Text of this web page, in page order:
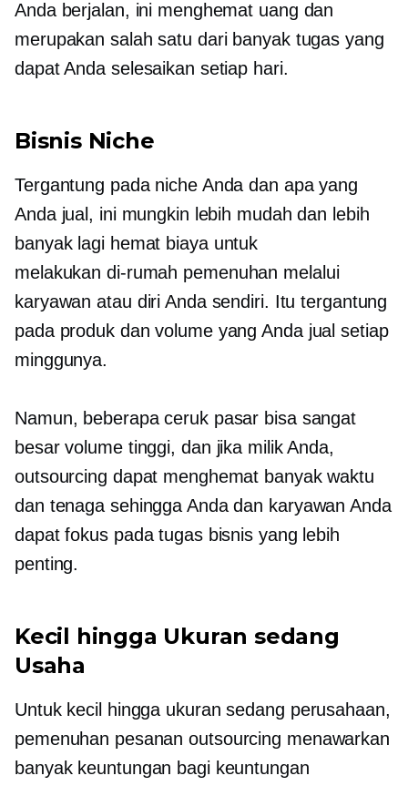
Anda berjalan, ini menghemat uang dan
merupakan salah satu dari banyak tugas yang
dapat Anda selesaikan setiap hari.
Bisnis Niche
Tergantung pada niche Anda dan apa yang
Anda jual, ini mungkin lebih mudah dan lebih
banyak lagi hemat biayauntuk
melakukandi-rumah pemenuhan melalui
karyawan atau diri Anda sendiri. Itu tergantung
pada produk dan volume yang Anda jual setiap
minggunya.
Namun, beberapa ceruk pasar bisa sangat
besarvolume tinggi, dan jika milik Anda,
outsourcing dapat menghemat banyak waktu
dan tenaga sehingga Anda dan karyawan Anda
dapat fokus pada tugas bisnis yang lebih
penting.
Kecil hingga Ukuran sedang
Usaha
Untuk kecil hingga ukuran sedang perusahaan,
pemenuhan pesanan outsourcing menawarkan
banyak keuntungan bagi keuntungan